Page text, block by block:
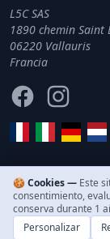
L5C SAS
1890 chemin Saint
06220 Vallauris
Francia
FacebookInstagram
© 2011–2026
🍪 Cookies — Este
consentimiento,
conserva durante 1
Personalizar